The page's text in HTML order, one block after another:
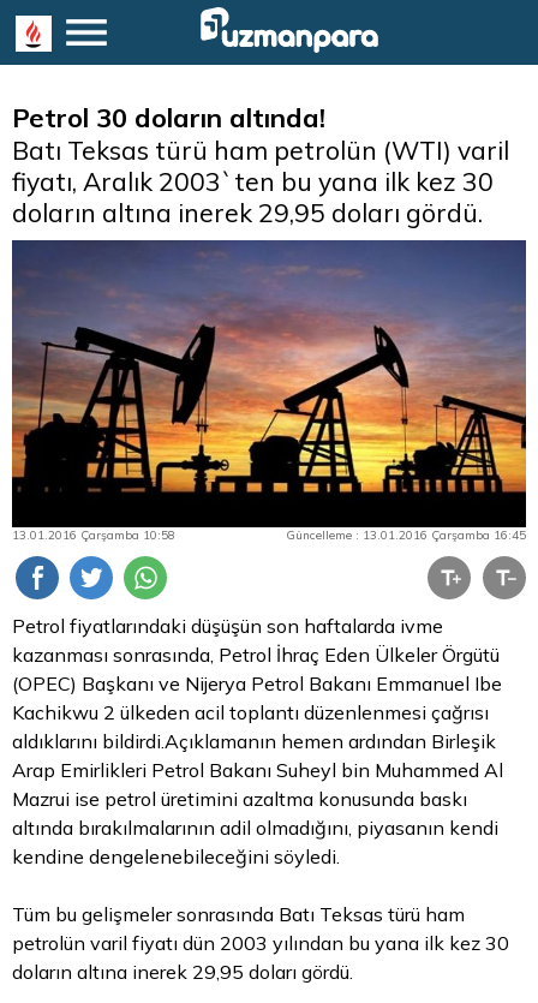
Petrol 30 doların altında!
Batı Teksas türü ham petrolün (WTI) varil
fiyatı, Aralık 2003`ten bu yana ilk kez 30
doların altına inerek 29,95 doları gördü.
13.01.2016 Çarşamba 10:58 Güncelleme : 13.01.2016 Çarşamba 16:45
Petrol fiyatlarındaki düşüşün son haftalarda ivme
kazanması sonrasında, Petrol İhraç Eden Ülkeler Örgütü
(OPEC) Başkanı ve Nijerya Petrol Bakanı Emmanuel Ibe
Kachikwu 2 ülkeden acil toplantı düzenlenmesi çağrısı
aldıklarını bildirdi.Açıklamanın hemen ardından Birleşik
Arap Emirlikleri Petrol Bakanı Suheyl bin Muhammed Al
Mazrui ise petrol üretimini azaltma konusunda baskı
altında bırakılmalarının adil olmadığını, piyasanın kendi
kendine dengelenebileceğini söyledi.
Tüm bu gelişmeler sonrasında Batı Teksas türü ham
petrolün varil fiyatı dün 2003 yılından bu yana ilk kez 30
doların altına inerek 29,95 doları gördü.